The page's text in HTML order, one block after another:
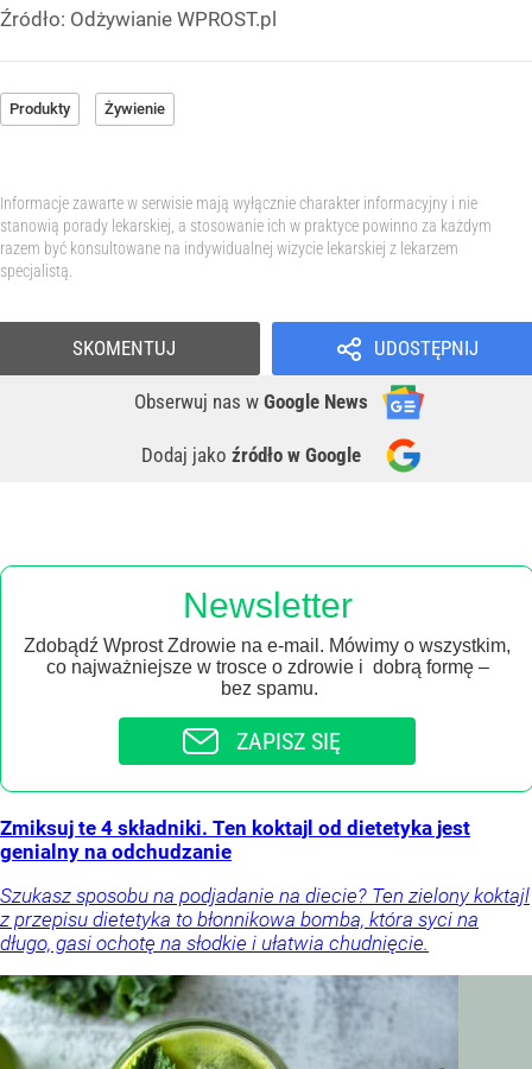
Źródło: Odżywianie WPROST.pl
Produkty Żywienie
Informacje zawarte w serwisie mają wyłącznie charakter informacyjny i nie
stanowią porady lekarskiej, a stosowanie ich w praktyce powinno za każdym
razem być konsultowane na indywidualnej wizycie lekarskiej z lekarzem
specjalistą.
UDOSTĘPNIJ
Obserwuj nas w Google News
Dodaj jako źródło w Google
SKOMENTUJ
Newsletter
Zdobądź Wprost Zdrowie na e-mail. Mówimy o wszystkim,
co najważniejsze w trosce o zdrowie i dobrą formę –
bez spamu.
ZAPISZ SIĘ
Zmiksuj te 4 składniki. Ten koktajl od dietetyka jest
genialny na odchudzanie
Szukasz sposobu na podjadanie na diecie? Ten zielony koktajl
z przepisu dietetyka to błonnikowa bomba, która syci na
długo, gasi ochotę na słodkie i ułatwia chudnięcie.